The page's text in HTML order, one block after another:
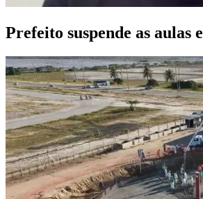
Prefeito suspende as aulas